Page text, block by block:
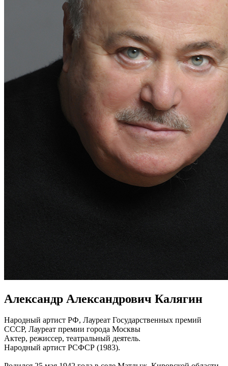
Александр Александрович Калягин
Народный артист РФ, Лауреат Государственных премий
СССР, Лауреат премии города Москвы
Актер, режиссер, театральный деятель.
Народный артист РСФСР (1983).